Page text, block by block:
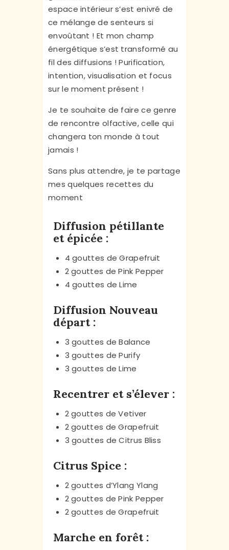
espace intérieur s’est enivré de
ce mélange de senteurs si
envoûtant ! Et mon champ
énergétique s’est transformé au
fil des diffusions ! Purification,
intention, visualisation et focus
sur le moment présent !
Je te souhaite de faire ce genre
de rencontre olfactive, celle qui
changera ton monde à tout
jamais !
Sans plus attendre, je te partage
mes quelques recettes du
moment
Diffusion pétillante
et épicée :
4 gouttes de Grapefruit
2 gouttes de Pink Pepper
4 gouttes de Lime
Diffusion Nouveau
départ :
3 gouttes de Balance
3 gouttes de Purify
3 gouttes de Lime
Recentrer et s’élever :
2 gouttes de Vetiver
2 gouttes de Grapefruit
3 gouttes de Citrus Bliss
Citrus Spice :
2 gouttes d’Ylang Ylang
2 gouttes de Pink Pepper
2 gouttes de Grapefruit
Marche en forêt :